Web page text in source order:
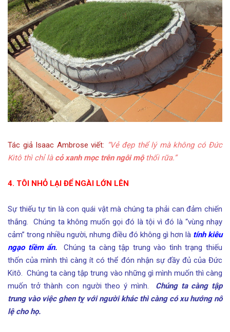
Tác giả Isaac Ambrose viết: “Vẻ đẹp thể lý mà không có Đức
Kitô thì chỉ là cỏ xanh mọc trên ngôi mộthối rữa.”
4. TÔI NHỎ LẠI ĐỂ NGÀI LỚN LÊN
Sự thiếu tự tin là con quái vật mà chúng ta phải can đảm chiến
thắng. Chúng ta không muốn gọi đó là tội vì đó là “vùng nhạy
cảm” trong nhiều người, nhưng điều đó không gì hơn là tính kiêu
ngạo tiềm ẩn. Chúng ta càng tập trung vào tình trạng thiếu
thốn của mình thì càng ít có thể đón nhận sự đầy đủ của Đức
Kitô. Chúng ta càng tập trung vào những gì mình muốn thì càng
muốn trở thành con người theo ý mình. Chúng ta càng tập
trung vào việc ghen tỵ với người khác thì càng có xu hướng nô
lệ cho họ.